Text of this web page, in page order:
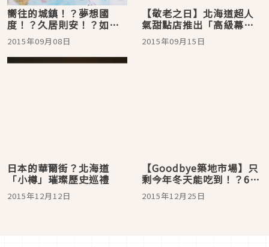
嚮往的城鎮！？夢想國
度！？久居則安！？如果
說日本全國要住哪裡都行
的話，您會選擇住哪裡
呢？
2015年09月08日
【敬老之日】北海道超人
氣甜點店推出「高級幕內
風」的特製蛋糕BOX！ 送
給超喜歡的爺爺奶奶吧♪
2015年09月15日
日本的華爾街？北海道
「小樽」璀璨歷史巡禮
2015年12月12日
【Goodbye築地市場】只
剩今年冬天能吃到！？6樣
築地市場內的冬季限定美
食
2015年12月25日